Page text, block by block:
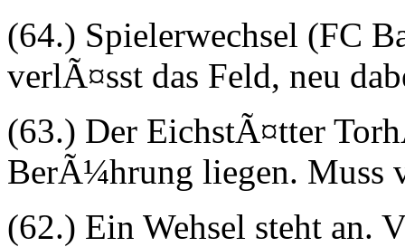
(64.) Spielerwechsel (FC
verlÃ¤sst das Feld, neu
(63.) Der EichstÃ¤tter
BerÃ¼hrung liegen. Muss
(62.) Ein Wehsel steht an.